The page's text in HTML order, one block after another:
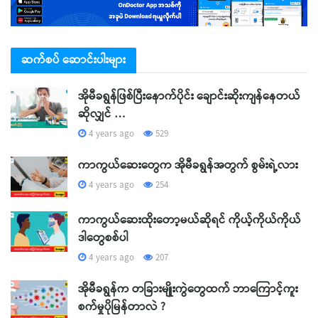
ဆက်စပ် ဆောင်းပါးများ
အိုမီခရွန်ဖြစ်ပြီးနောက်ပိုင်း ချောင်းဆိုးကျန်နေတယ်
ဆိုလျှင် …
4 years ago 529
ကာကွယ်ဆေးတွေက အိုမီခရွန်အတွက် စွမ်းရဲ့လား
4 years ago 254
ကာကွယ်ဆေးထိုးတော့မယ်ဆိုရင် ကိုယ့်ကိုယ်ကိုယ်
ဒါတွေစစ်ပါ
4 years ago 207
အိုမီခရွန်က တခြားမျိုးကွဲတွေထက် ဘာကြောင့်ကူး
စက်မှုပိုမြန်တာလဲ ?